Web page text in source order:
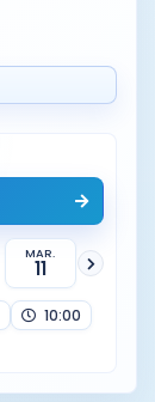
MAR.
11
10:00